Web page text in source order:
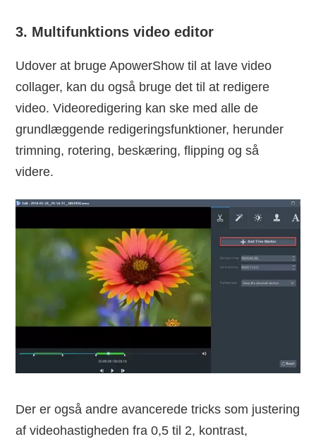
3. Multifunktions video editor
Udover at bruge ApowerShow til at lave video
collager, kan du også bruge det til at redigere
video. Videoredigering kan ske med alle de
grundlæggende redigeringsfunktioner, herunder
trimning, rotering, beskæring, flipping og så
videre.
Der er også andre avancerede tricks som justering
af videohastigheden fra 0,5 til 2, kontrast,